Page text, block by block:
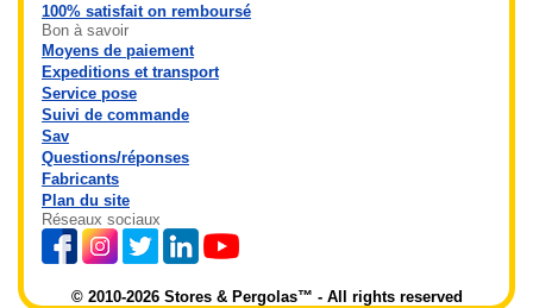
100% satisfait on remboursé
Bon à savoir
Moyens de paiement
Expeditions et transport
Service pose
Suivi de commande
Sav
Questions/réponses
Fabricants
Plan du site
Réseaux sociaux
© 2010-2026 Stores & Pergolas™ - All rights reserved